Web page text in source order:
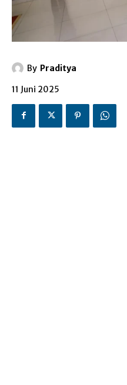
By Praditya
11 Juni 2025